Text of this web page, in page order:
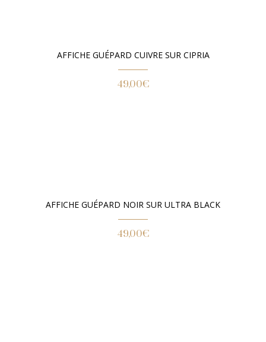
AFFICHE GUÉPARD CUIVRE SUR CIPRIA
49,00€
AFFICHE GUÉPARD NOIR SUR ULTRA BLACK
49,00€